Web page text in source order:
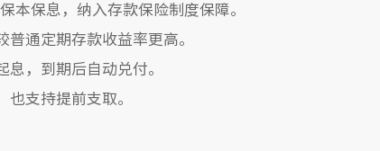
本保息，纳入存款保险制度保障。
普通定期存款收益率更高。
息，到期后自动兑付。
也支持提前支取。